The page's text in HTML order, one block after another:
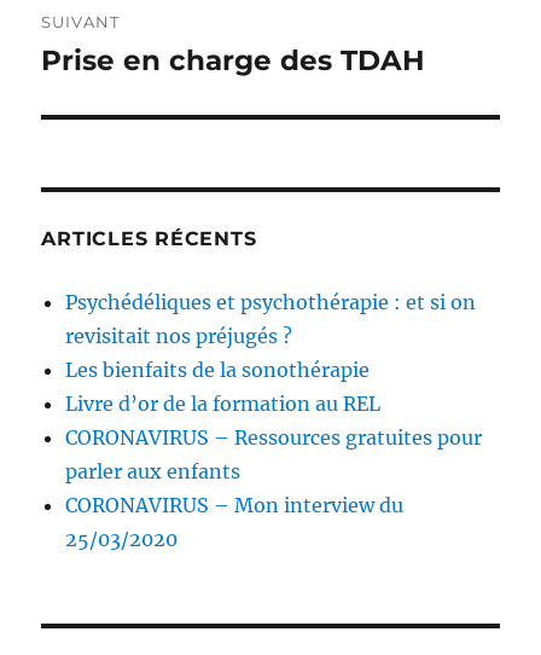
SUIVANT
Publication
Prise en charge des TDAH
ARTICLES RÉCENTS
Psychédéliques et psychothérapie : et si on
revisitait nos préjugés ?
Les bienfaits de la sonothérapie
Livre d’or de la formation au REL
CORONAVIRUS – Ressources gratuites pour
parler aux enfants
CORONAVIRUS – Mon interview du
25/03/2020